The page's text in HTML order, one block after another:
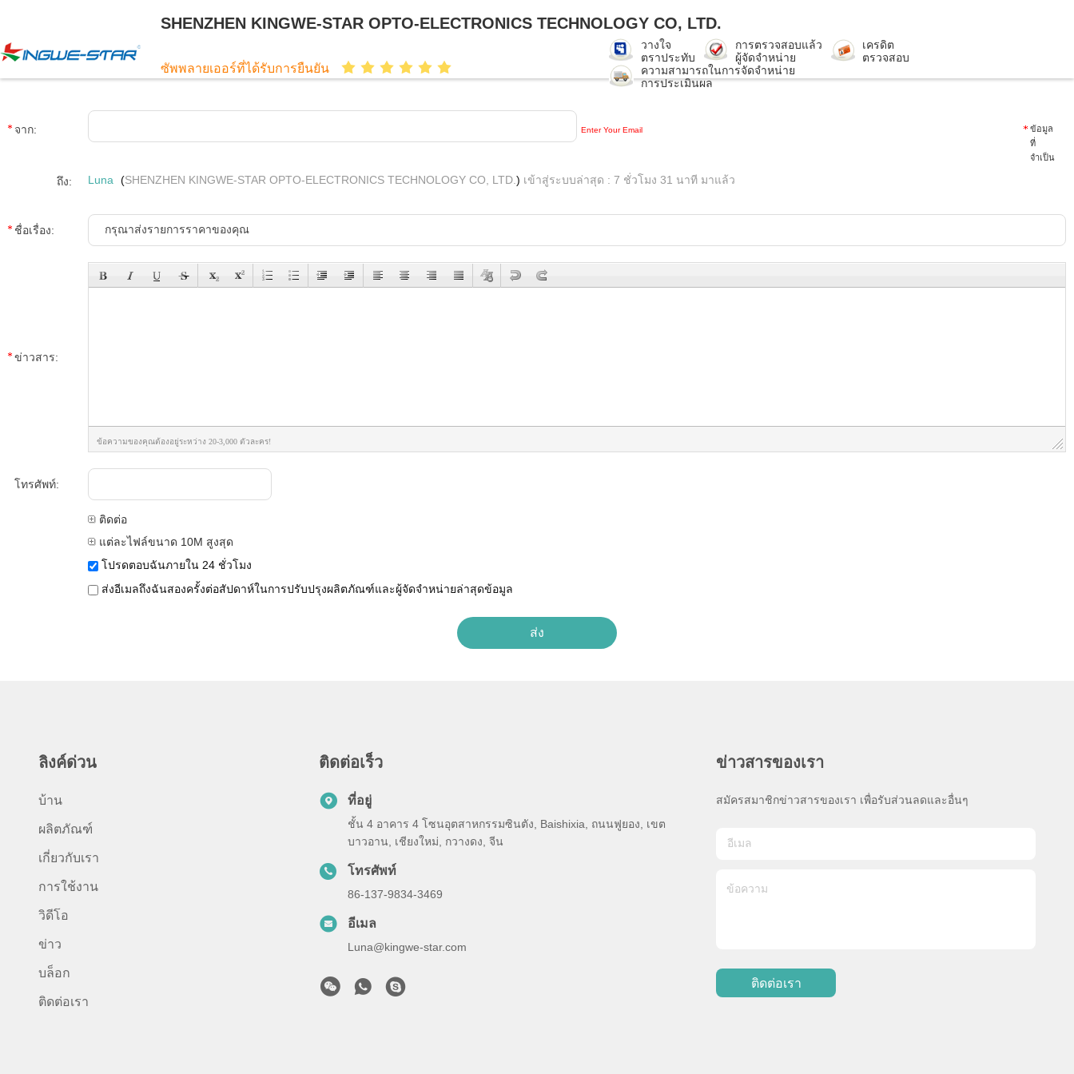
SHENZHEN KINGWE-STAR OPTO-ELECTRONICS TECHNOLOGY CO, LTD.
ซัพพลายเออร์ที่ได้รับการยืนยัน
วางใจ
ตราประทับ
การตรวจสอบแล้ว
ผู้จัดจำหน่าย
เครดิต
ตรวจสอบ
ความสามารถในการจัดจำหน่าย
การประเมินผล
จาก: Enter Your Email
ข้อมูล
ที่
จำเป็น
ถึง: Luna (SHENZHEN KINGWE-STAR OPTO-ELECTRONICS TECHNOLOGY CO, LTD. ) เข้าสู่ระบบล่าสุด : 7 ชั่วโมง 31 นาที มาแล้ว
ชื่อเรื่อง:
ข่าวสาร:
ข้อความของคุณต้องอยู่ระหว่าง 20-3,000 ตัวละคร!
โทรศัพท์:
ติดต่อ
แต่ละไฟล์ขนาด 10M สูงสุด
โปรดตอบฉันภายใน 24 ชั่วโมง
ส่งอีเมลถึงฉันสองครั้งต่อสัปดาห์ในการปรับปรุงผลิตภัณฑ์และผู้จัดจำหน่ายล่าสุดข้อมูล
ลิงค์ด่วน
บ้าน
ผลิตภัณฑ์
เกี่ยวกับเรา
การใช้งาน
วิดีโอ
ข่าว
บล็อก
ติดต่อเรา
ติดต่อเร็ว
ที่อยู่
ชั้น 4 อาคาร 4 โซนอุตสาหกรรมซินตัง, Baishixia, ถนนฟูยอง, เขต
บาวอาน, เชียงใหม่, กวางดง, จีน
โทรศัพท์
86-137-9834-3469
อีเมล
Luna@kingwe-star.com
ข่าวสารของเรา
สมัครสมาชิกข่าวสารของเรา เพื่อรับส่วนลดและอื่นๆ
ติดต่อเรา